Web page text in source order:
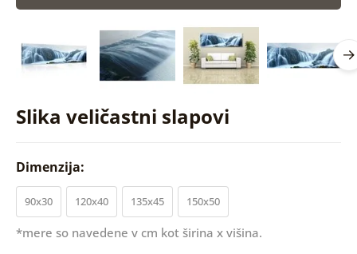
Slika veličastni slapovi
Dimenzija:
90x30 120x40 135x45 150x50
*mere so navedene v cm kot širina x višina.